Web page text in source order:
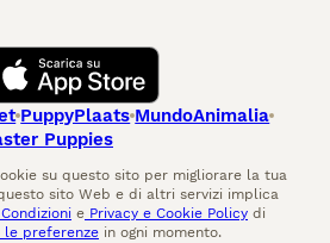
PuppyPlaats MundoAnimalia
Puppies
su questo sito per migliorare la tua
sito Web e di altri servizi implica
e Privacy e Cookie Policy di
le preferenze in ogni momento.